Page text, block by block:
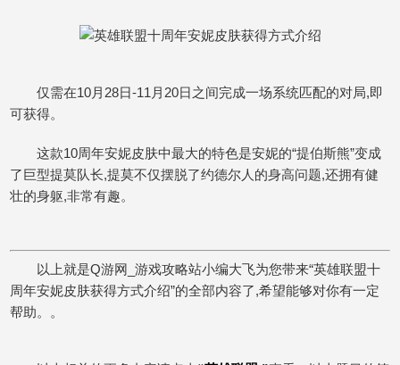
仅需在10月28日-11月20日之间完成一场系统匹配的对局,即
可获得。
这款10周年安妮皮肤中最大的特色是安妮的“提伯斯熊”变成
了巨型提莫队长,提莫不仅摆脱了约德尔人的身高问题,还拥有健
壮的身躯,非常有趣。
以上就是Q游网_游戏攻略站小编大飞为您带来“英雄联盟十
周年安妮皮肤获得方式介绍”的全部内容了,希望能够对你有一定
帮助。。